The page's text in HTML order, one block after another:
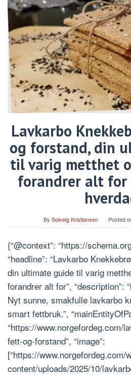
Lavkarbo
og forstand, din
til varig metthet
forandrer alt for
By Solveig Kristiansen Posted
{“@context”: “https://
“headline”: “Lavkarbo
din ultimate guide til varig
forandrer alt for”, “description”:
Nyt sunne, smakfulle lavkarbo
smart fettbruk.”,
“https://www.norgefordeg.com/
fett-og-forstand”, “image”:
[“https://www.norgefordeg.com/
content/uploads/2025/10/